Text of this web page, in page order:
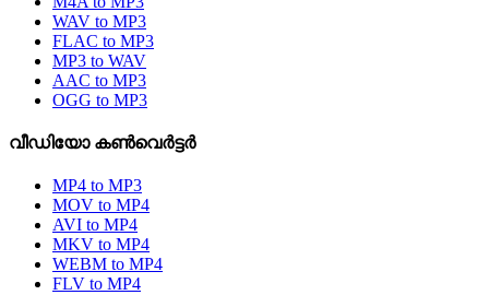
WAV to MP3
FLAC to MP3
MP3 to WAV
AAC to MP3
OGG to MP3
വീഡിയോ കൺവെർട്ടർ
MP4 to MP3
MOV to MP4
AVI to MP4
MKV to MP4
WEBM to MP4
FLV to MP4